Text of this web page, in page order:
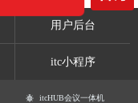
用户后台
itc小程序
itcHUB会议一体机